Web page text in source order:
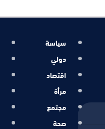
سياسة
دولي
اقتصاد
مرأة
مجتمع
صحة